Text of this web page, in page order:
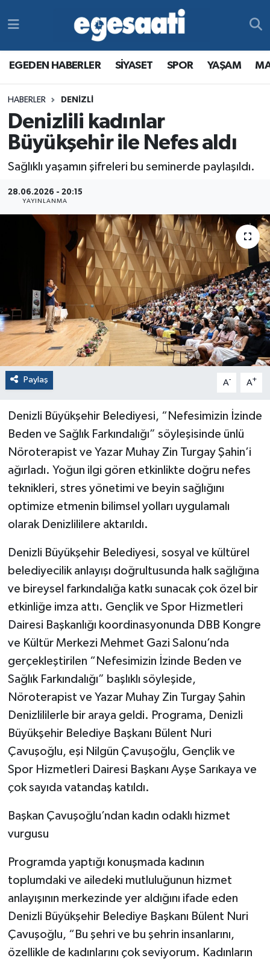
EGEDEN HABERLER SİYASET SPOR YAŞAM
HABERLER DENİZLİ
Denizlili kadınlar
Büyükşehir ile Nefes aldı
Sağlıklı yaşamın şifreleri bu seminerde paylaşıldı.
28.06.2026 - 20:15
YAYINLANMA
Paylaş A- A+
Denizli Büyükşehir Belediyesi, “Nefesimizin İzinde
Beden ve Sağlık Farkındalığı” söyleşisinde ünlü
Nöroterapist ve Yazar Muhay Zin Turgay Şahin’i
ağırladı. Yoğun ilgi gören etkinlikte doğru nefes
teknikleri, stres yönetimi ve beyin sağlığını
optimize etmenin bilimsel yolları uygulamalı
olarak Denizlililere aktarıldı.
Denizli Büyükşehir Belediyesi, sosyal ve kültürel
belediyecilik anlayışı doğrultusunda halk sağlığına
ve bireysel farkındalığa katkı sunacak çok özel bir
etkinliğe imza attı. Gençlik ve Spor Hizmetleri
Dairesi Başkanlığı koordinasyonunda DBB Kongre
ve Kültür Merkezi Mehmet Gazi Salonu’nda
gerçekleştirilen “Nefesimizin İzinde Beden ve
Sağlık Farkındalığı” başlıklı söyleşide,
Nöroterapist ve Yazar Muhay Zin Turgay Şahin
Denizlililerle bir araya geldi. Programa, Denizli
Büyükşehir Belediye Başkanı Bülent Nuri
Çavuşoğlu, eşi Nilgün Çavuşoğlu, Gençlik ve
Spor Hizmetleri Dairesi Başkanı Ayşe Sarıkaya ve
çok sayıda vatandaş katıldı.
Başkan Çavuşoğlu’ndan kadın odaklı hizmet
vurgusu
Programda yaptığı konuşmada kadının
toplumdaki ve ailedeki mutluluğunun hizmet
anlayışının merkezinde yer aldığını ifade eden
Denizli Büyükşehir Belediye Başkanı Bülent Nuri
Çavuşoğlu, “Bu şehri ve bu şehrin insanlarını,
özellikle de kadınlarını çok seviyorum. Kadınların
MAGAZİN
RESMİ REKLAMLAR
YAŞAM
MAGAZİN
RESMİ REKLAMLAR
Egemax TV
Tüm Manşetler
Son Dakika Haberleri
Haber Arşivi